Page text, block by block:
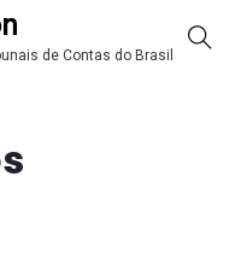
de Contas do Brasil